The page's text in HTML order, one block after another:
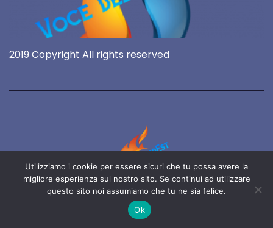
2019 Copyright All rights reserved
Voce del NordEst
Utilizziamo i cookie per essere sicuri che tu possa avere la
migliore esperienza sul nostro sito. Se continui ad utilizzare
questo sito noi assumiamo che tu ne sia felice.
Ok